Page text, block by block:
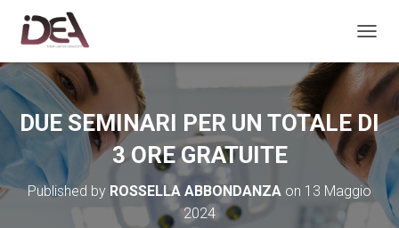
DUE SEMINARI PER UN TOTALE DI
3 ORE GRATUITE
Published by ROSSELLA ABBONDANZA on 13 Maggio
2024